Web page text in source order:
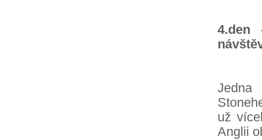
4.den
Jedna
už
Anglii